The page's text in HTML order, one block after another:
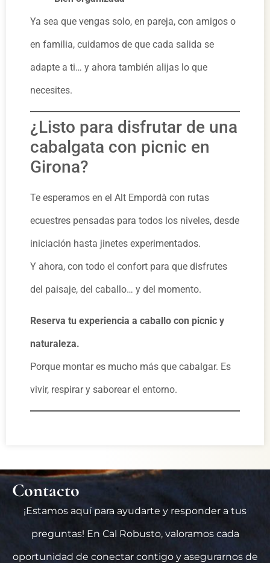
Ya sea que vengas solo, en pareja, con amigos o
en familia, cuidamos de que cada salida se
adapte a ti… y ahora también alijas lo que
necesites.
¿Listo para disfrutar de una
cabalgata con picnic en
Girona?
Te esperamos en el Alt Empordà con rutas
ecuestres pensadas para todos los niveles, desde
iniciación hasta jinetes experimentados.
Y ahora, con todo el confort para que disfrutes
del paisaje, del caballo… y del momento.
Reserva tu experiencia a caballo con picnic y
naturaleza.
Porque montar es mucho más que cabalgar. Es
vivir, respirar y saborear el entorno.
Contacto
¡Estamos aquí para ayudarte y responder a tus
preguntas! En Cal Robusto, valoramos cada
oportunidad de conectar contigo y asegurarnos de